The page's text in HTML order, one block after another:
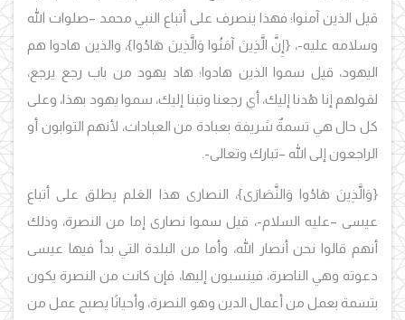
قيل الذين آمنوا؛ فهذا ينصرف على أتباع النبي محمد –صلوات الله
وسلامه عليه-، {إِنَّ الَّذِينَ آمَنُوا وَالَّذِينَ هَادُوا}، والذين هادوا هم
اليهود، قيل سموا الذين هادوا؛ هاد يهود من باب رجع يرجع،
لقولهم إنا هُدنا إليك، أي رجعنا وتبنا إليك، سموا يهود بهذا، وعلى
كل حال هي تسمةٌ شريفة بعبادة من العبادات، لأنهم التوابون أو
الراجعون إلى الله –تبارك وتعالى-.
{وَالَّذِينَ هَادُوا وَالنَّصَارَى}، النصارى هذا العَلم يطلق على أتباع
عيسى –عليه السلام-، قيل سموا نصارى إما من النصرة، وذلك
أنهم قالوا نحن أنصار الله، وأما من البلدة التي بدأ فيها عيسى
دعوته وهي الناصرة، فينسبون إليها، فإن كانت من النصرة يكون
بتسمة بعمل من أعمال الدين وهو النصرة، وأحيانًا يصبح عمل من